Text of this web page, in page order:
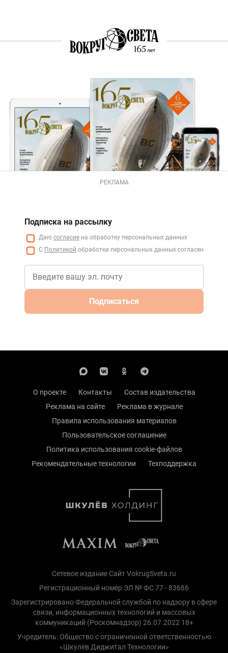
РЕКЛАМА
Подписка на рассылку
Даю согласие на обработку персональных данных
С Политикой обработки персональных данных согласен
Подписаться
О проекте Контакты
Состав издательства
Реклама на сайте
Реклама в журнале
Правила использования материалов
Пользовательское соглашение
Политика использования cookie-файлов
Рекомендательные технологии
Техподдержка
Сетевое издание Сайт VokrugSveta.ru
Регистрационный номер ЭЛ № ФС 77 - 83686
Зарегистрировано Федеральной службой по надзору в сфере
связи, информационных технологий и массовых
коммуникаций (Роскомнадзор) 26.07.2022 18+
Учредитель: Общество с ограниченной ответственностью
«Шкулёв Диджитал Технологии»